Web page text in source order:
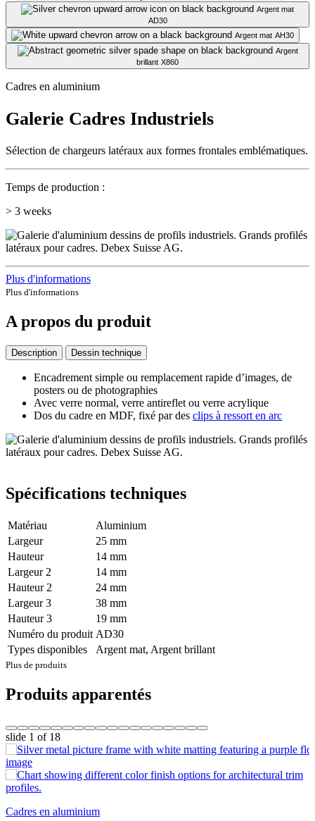
Argent mat
AD30
Argent mat AH30
Argent
brillant X860
Cadres en aluminium
Galerie Cadres Industriels
Sélection de chargeurs latéraux aux formes frontales emblématiques.
Temps de production :
> 3 weeks
Plus d'informations
Plus d'informations
A propos du produit
Description Dessin technique
Encadrement simple ou remplacement rapide d’images, de
posters ou de photographies
Avec verre normal, verre antireflet ou verre acrylique
Dos du cadre en MDF, fixé par des clips à ressort en arc
Spécifications techniques
Matériau
Aluminium
Largeur
25 mm
Hauteur
14 mm
Largeur 2
14 mm
Hauteur 2
24 mm
Largeur 3
38 mm
Hauteur 3
19 mm
Numéro du produit AD30
Types disponibles
Argent mat, Argent brillant
Plus de produits
Produits apparentés
slide 1 of 18
Cadres en aluminium